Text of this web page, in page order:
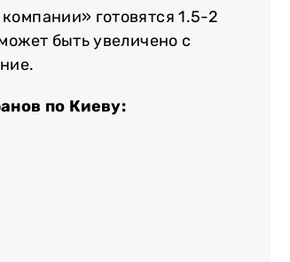
готовятся 1.5-2
быть увеличено с
по Киеву: